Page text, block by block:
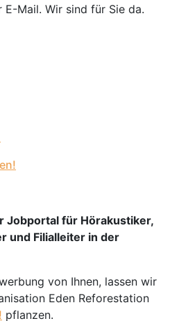
E-Mail. Wir sind für Sie da.
Jobportal für Hörakustiker,
und Filialleiter in der
von Ihnen, lassen wir
Eden Reforestation
pflanzen.